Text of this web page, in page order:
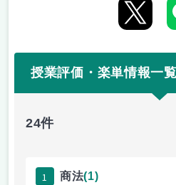
授業評価・楽単情報一覧
24件
1 商法(1)